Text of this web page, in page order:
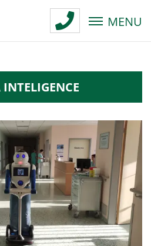
MENU